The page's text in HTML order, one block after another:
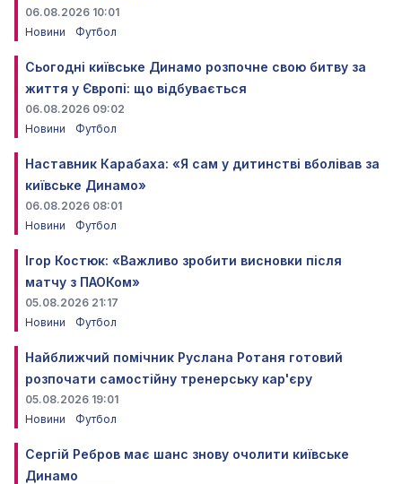
06.08.2026 10:01
Новини
Футбол
Сьогодні київське Динамо розпочне свою битву за
життя у Європі: що відбувається
06.08.2026 09:02
Новини
Футбол
Наставник Карабаха: «Я сам у дитинстві вболівав за
київське Динамо»
06.08.2026 08:01
Новини
Футбол
Ігор Костюк: «Важливо зробити висновки після
матчу з ПАОКом»
05.08.2026 21:17
Новини
Футбол
Найближчий помічник Руслана Ротаня готовий
розпочати самостійну тренерську кар'єру
05.08.2026 19:01
Новини
Футбол
Сергій Ребров має шанс знову очолити київське
Динамо